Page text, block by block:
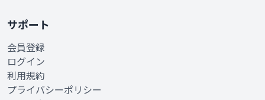
サポート
会員登録
ログイン
利用規約
プライバシーポリシー